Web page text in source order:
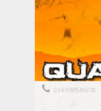
034 938546378